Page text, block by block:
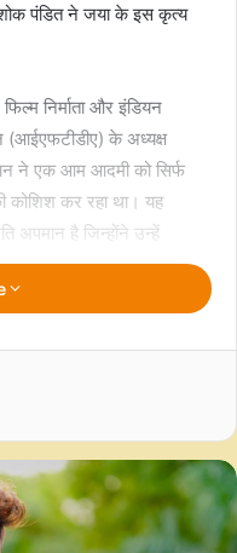
पंडित ने जया के इस कृत्य
निर्माता और इंडियन
(आईएफटीडीए) के अध्यक्ष
ने एक आम आदमी को सिर्फ
कोशिश कर रहा था। यह
अपमान है जिन्होंने उन्हें
और करुणा की अपेक्षा की
है और जो उसे यह कद और
में जया बच्चन एक आम शख्स
रहा है कि यह व्यक्ति सेल्फी
ने नाराजगी जताई और